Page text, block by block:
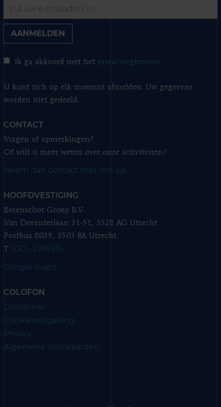
AANMELDEN
Ik ga akkoord met het privacyreglement.
U kunt zich op elk moment afmelden. Uw gegevens
worden niet gedeeld.
CONTACT
Vragen of opmerkingen?
Of wilt u meer weten over onze activiteiten?
Neem dan contact met ons op.
HOOFDVESTIGING
Berenschot Groep B.V.
Van Deventerlaan 31-51, 3528 AG Utrecht
Postbus 8039, 3503 RA Utrecht
T 030 - 2916916
Google maps
COLOFON
Disclaimer
Cookiewetgeving
Privacy
Algemene voorwaarden